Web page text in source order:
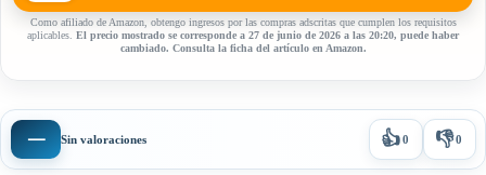
Como afiliado de Amazon, obtengo ingresos por las compras adscritas que cumplen los requisitos
aplicables. El precio mostrado se corresponde a 27 de junio de 2026 a las 20:20, puede haber
cambiado. Consulta la ficha del artículo en Amazon.
— Sin valoraciones 👍0 👎0